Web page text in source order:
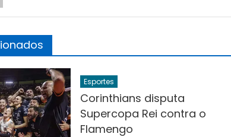
Esportes
Corinthians disputa
Supercopa Rei contra o
Flamengo